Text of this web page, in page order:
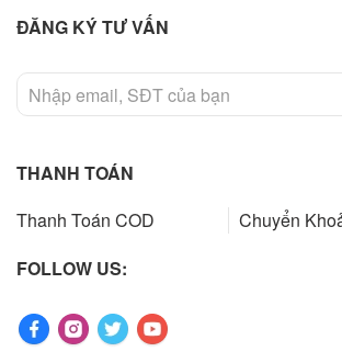
ĐĂNG KÝ TƯ VẤN
THANH TOÁN
Thanh Toán COD
Chuyển
FOLLOW US: